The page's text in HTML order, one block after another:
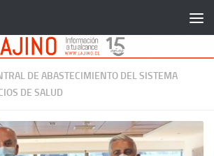
DE ABASTECIMIENTO DEL SISTEMA
DE SALUD